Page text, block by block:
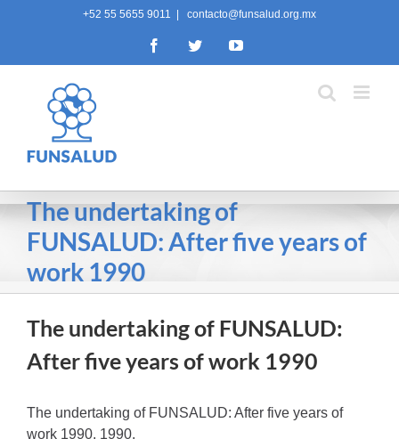
+52 55 5655 9011 contacto@funsalud.org.mx
FacebookTwitterYouTube
The undertaking of
FUNSALUD: After five years of
work 1990
The undertaking of FUNSALUD:
After five years of work 1990
The undertaking of FUNSALUD: After five years of
work 1990, 1990.